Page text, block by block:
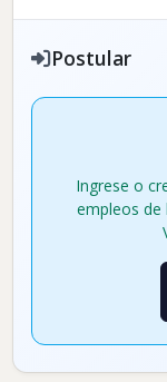
Postular
Ingrese o
empleos de